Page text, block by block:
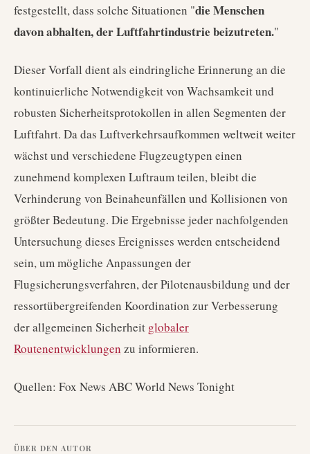
festgestellt, dass solche Situationen "die Menschen
davon abhalten, der Luftfahrtindustrie beizutreten."
Dieser Vorfall dient als eindringliche Erinnerung an die
kontinuierliche Notwendigkeit von Wachsamkeit und
robusten Sicherheitsprotokollen in allen Segmenten der
Luftfahrt. Da das Luftverkehrsaufkommen weltweit weiter
wächst und verschiedene Flugzeugtypen einen
zunehmend komplexen Luftraum teilen, bleibt die
Verhinderung von Beinaheunfällen und Kollisionen von
größter Bedeutung. Die Ergebnisse jeder nachfolgenden
Untersuchung dieses Ereignisses werden entscheidend
sein, um mögliche Anpassungen der
Flugsicherungsverfahren, der Pilotenausbildung und der
ressortübergreifenden Koordination zur Verbesserung
der allgemeinen Sicherheit globaler
Routenentwicklungen zu informieren.
Quellen: Fox News ABC World News Tonight
ÜBER DEN AUTOR